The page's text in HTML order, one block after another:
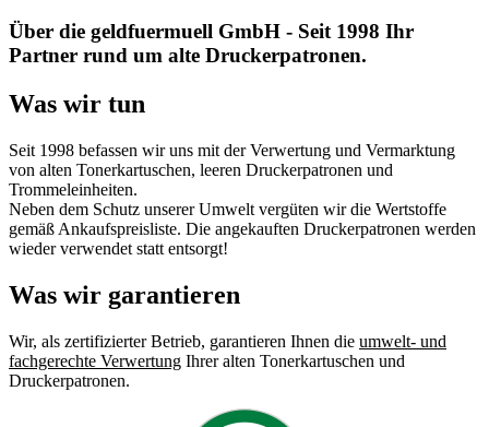
Über die geldfuermuell GmbH - Seit 1998 Ihr
Partner rund um alte Druckerpatronen.
Was wir tun
Seit 1998 befassen wir uns mit der Verwertung und Vermarktung
von alten Tonerkartuschen, leeren Druckerpatronen und
Trommeleinheiten.
Neben dem Schutz unserer Umwelt vergüten wir die Wertstoffe
gemäß Ankaufspreisliste. Die angekauften Druckerpatronen werden
wieder verwendet statt entsorgt!
Was wir garantieren
Wir, als zertifizierter Betrieb, garantieren Ihnen die umwelt- und
fachgerechte Verwertung Ihrer alten Tonerkartuschen und
Druckerpatronen.